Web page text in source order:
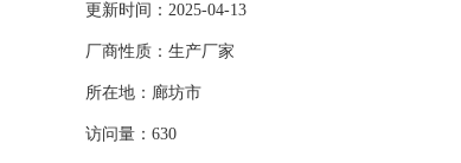
更新时间：2025-04-13
厂商性质：生产厂家
所在地：廊坊市
访问量：630